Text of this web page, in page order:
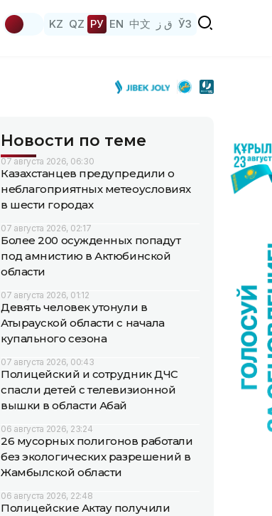
KZ QZ РУ EN 中文 ق ز ЎЗ
Новости по теме
07 августа 2026, 06:30
Казахстанцев предупредили о
неблагоприятных метеоусловиях
в шести городах
07 августа 2026, 02:17
Более 200 осужденных попадут
под амнистию в Актюбинской
области
07 августа 2026, 01:12
Девять человек утонули в
Атырауской области с начала
купального сезона
07 августа 2026, 00:43
Полицейский и сотрудник ДЧС
спасли детей с телевизионной
вышки в области Абай
06 августа 2026, 23:24
26 мусорных полигонов работали
без экологических разрешений в
Жамбылской области
06 августа 2026, 22:48
Полицейские Актау получили